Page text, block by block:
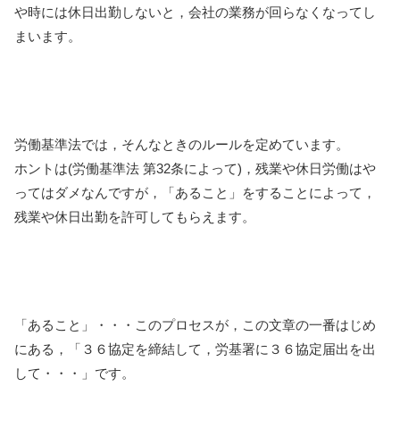
や時には休日出勤しないと，会社の業務が回らなくなってし
まいます。
労働基準法では，そんなときのルールを定めています。
ホントは(労働基準法 第32条によって)，残業や休日労働はや
ってはダメなんですが，「あること」をすることによって，
残業や休日出勤を許可してもらえます。
「あること」・・・このプロセスが，この文章の一番はじめ
にある，「３６協定を締結して，労基署に３６協定届出を出
して・・・」です。